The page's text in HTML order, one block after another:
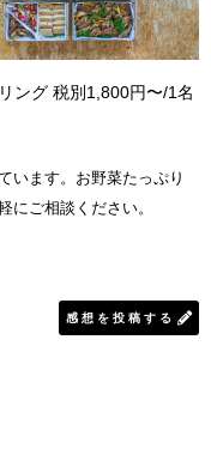
ング 税別1,800円〜/1名
います。お野菜たっぷり
にご相談ください。
感想を投稿する